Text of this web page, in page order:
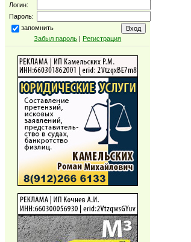
Логин:
Пароль:
запомнить
Забыл пароль | Регистрация